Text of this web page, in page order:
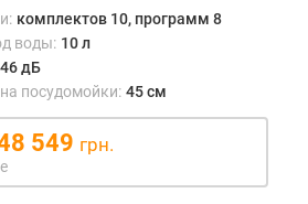
комплектов 10, программ 8
воды: 10 л
46 дБ
посудомойки: 45 см
549 грн.